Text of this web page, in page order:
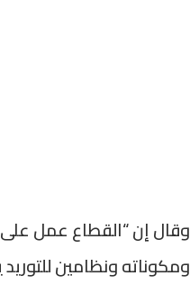
ومكوناته ونظامين